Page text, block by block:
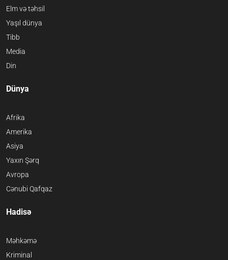
Elm və təhsil
Yaşıl dünya
Tibb
Media
Din
Dünya
Afrika
Amerika
Asiya
Yaxın Şərq
Avropa
Cənubi Qafqaz
Hadisə
Məhkəmə
Kriminal